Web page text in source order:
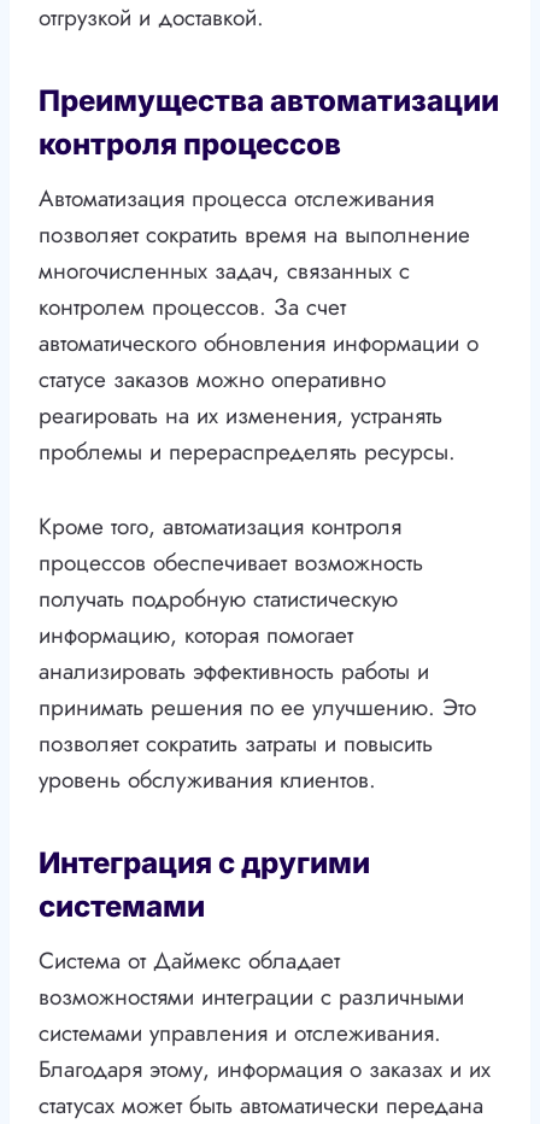
отгрузкой и доставкой.
Преимущества автоматизации
контроля процессов
Автоматизация процесса отслеживания
позволяет сократить время на выполнение
многочисленных задач, связанных с
контролем процессов. За счет
автоматического обновления информации о
статусе заказов можно оперативно
реагировать на их изменения, устранять
проблемы и перераспределять ресурсы.
Кроме того, автоматизация контроля
процессов обеспечивает возможность
получать подробную статистическую
информацию, которая помогает
анализировать эффективность работы и
принимать решения по ее улучшению. Это
позволяет сократить затраты и повысить
уровень обслуживания клиентов.
Интеграция с другими
системами
Система от Даймекс обладает
возможностями интеграции с различными
системами управления и отслеживания.
Благодаря этому, информация о заказах и их
статусах может быть автоматически передана